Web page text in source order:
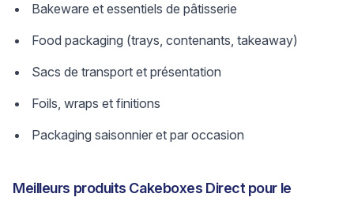
Bakeware et essentiels de pâtisserie
Food packaging (trays, contenants, takeaway)
Sacs de transport et présentation
Foils, wraps et finitions
Packaging saisonnier et par occasion
Meilleurs produits Cakeboxes Direct pour le